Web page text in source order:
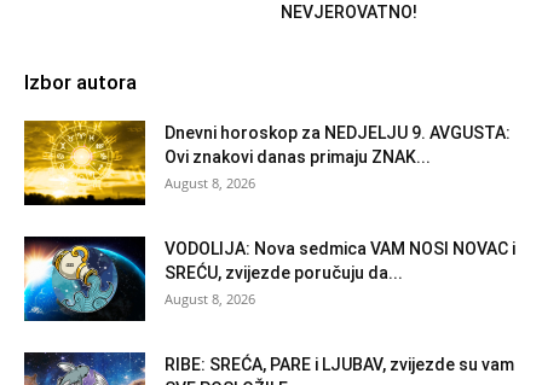
NEVJEROVATNO!
Izbor autora
Dnevni horoskop za NEDJELJU 9. AVGUSTA:
Ovi znakovi danas primaju ZNAK...
August 8, 2026
VODOLIJA: Nova sedmica VAM NOSI NOVAC i
SREĆU, zvijezde poručuju da...
August 8, 2026
RIBE: SREĆA, PARE i LJUBAV, zvijezde su vam